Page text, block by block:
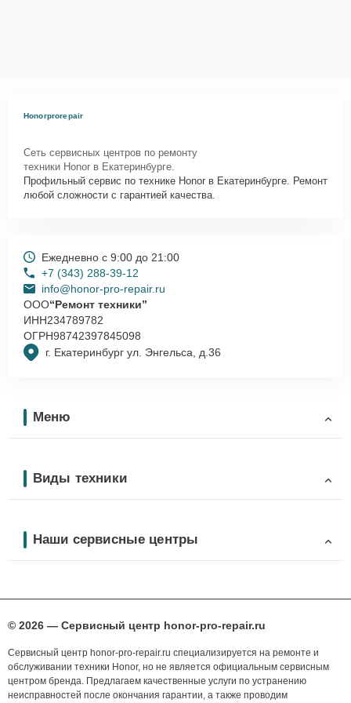
Honorprorepair
Сеть сервисных центров по ремонту
техники Honor в Екатеринбурге.
Профильный сервис по технике Honor в Екатеринбурге. Ремонт
любой сложности с гарантией качества.
г. Екатеринбург ул. Энгельса, д.36
Ежедневно с 9:00 до 21:00
+7 (343) 288-39-12
info@honor-pro-repair.ru
ООО“Ремонт техники”
ИНН234789782
ОГРН98742397845098
Меню
Виды техники
Наши сервисные центры
© 2026 — Сервисный центр honor-pro-repair.ru
Сервисный центр honor-pro-repair.ru специализируется на ремонте и
обслуживании техники Honor, но не является официальным сервисным
центром бренда. Предлагаем качественные услуги по устранению
неисправностей после окончания гарантии, а также проводим